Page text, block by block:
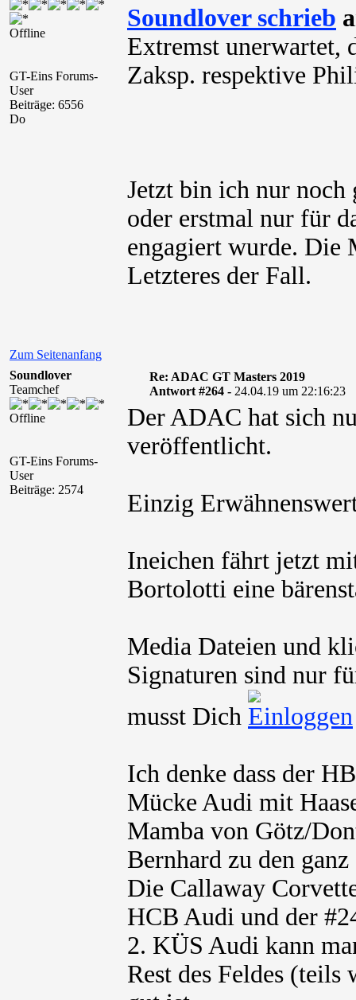
Offline
GT-Eins Forums-
User
Beiträge: 6556
Do
Soundlover schrieb
Extremst unerwartet,
Zaksp. respektive
Jetzt bin ich nur noch
oder erstmal nur für
engagiert wurde. Die
Letzteres der Fall.
Zum Seitenanfang
Soundlover
Teamchef
Offline
GT-Eins Forums-
User
Beiträge: 2574
Re: ADAC GT Masters 2019
Antwort #264 - 24.04.19 um 22:16:23
Der ADAC hat sich
veröffentlicht.
Einzig
Ineichen fährt jetzt
Bortolotti eine
Media Dateien und
Signaturen sind nur
musst Dich
Ich denke dass der
Mücke Audi mit
Mamba von Götz/
Bernhard zu den
Die Callaway
HCB Audi und der
2. KÜS Audi kann
Rest des Feldes